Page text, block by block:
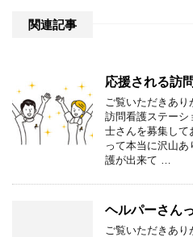
関連記事
応援される訪
ご覧いただきあ
訪問看護ステーシ
士さんを募集して
って本当に沢山
護が出来て …
ヘルパーさん
ご覧いただきあ